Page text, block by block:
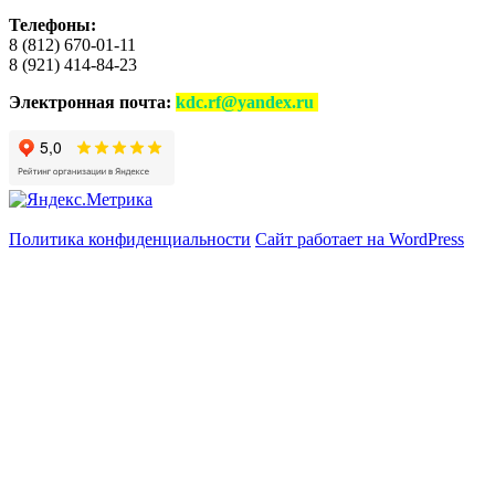
Телефоны:
8 (812) 670-01-11
8 (921) 414-84-23
Электронная почта: kdc.rf@yandex.ru
Политика конфиденциальности Сайт работает на WordPress